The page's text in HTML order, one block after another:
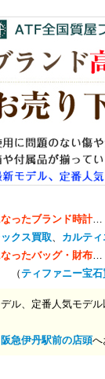
ったブランド時計…
クス買取、 カルテ
ったバッグ・財布…
（ティファニー宝石
ル、定番人気モデ
阪急伊丹駅前の店頭へ